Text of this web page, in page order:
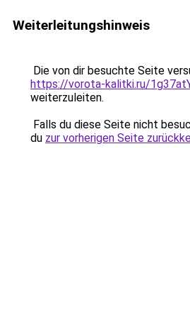
Weiterleitungshinweis
Die von dir besuchte Seite
https://vorota-kalitki.ru/
weiterzuleiten.
Falls du diese Seite nicht
du zur vorherigen Seite